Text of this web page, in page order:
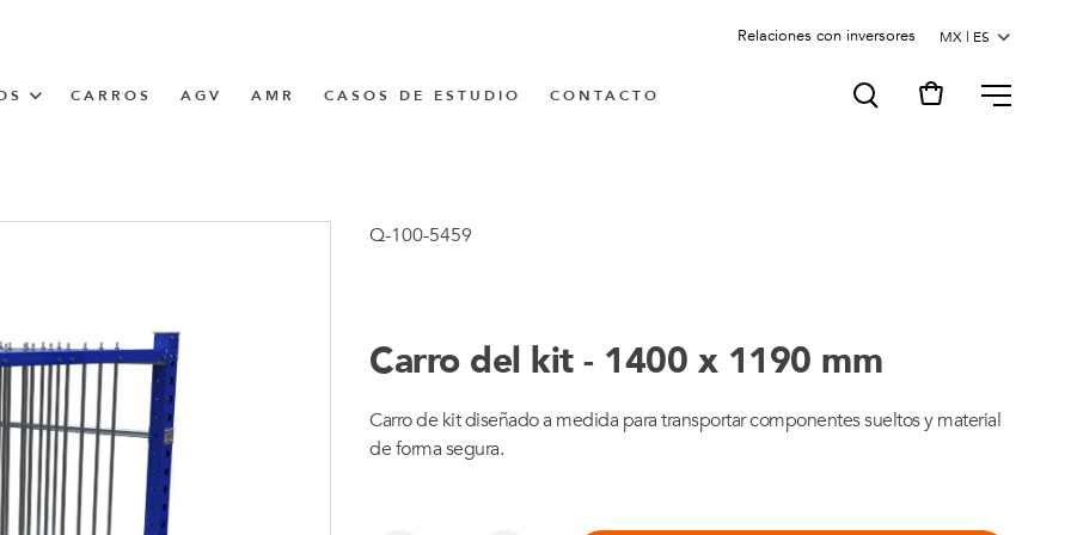
Relaciones con inversores
CARROS AGV AMR CASOS DE ESTUDIO CONTACTO MENU
Q-100-5459
Carro del kit - 1400 x 1190 mm
Carro de kit diseñado a medida para transportar componentes sueltos y material
de forma segura.